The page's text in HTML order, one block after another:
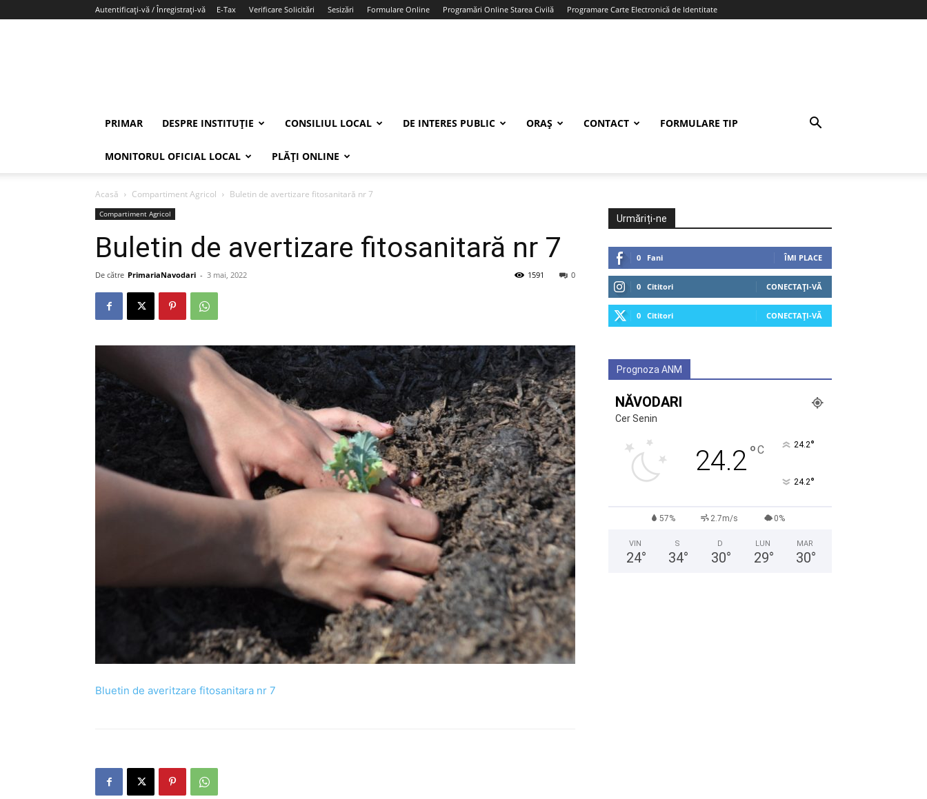
Autentificați-vă / Înregistrați-vă E-Tax Verificare Solicitări Sesizări Formulare Online Programări Online Starea Civilă Programare Carte Electronică de Identitate
PRIMAR DESPRE INSTITUȚIE CONSILIUL LOCAL DE INTERES PUBLIC ORAȘ CONTACT FORMULARE TIP
MONITORUL OFICIAL LOCAL PLĂȚI ONLINE
Acasă Compartiment Agricol Buletin de avertizare fitosanitară nr 7
Compartiment Agricol
Buletin de avertizare fitosanitară nr 7
De către PrimariaNavodari - 3 mai, 2022 0
1591
Bluetin de averitzare fitosanitara nr 7
Urmăriți-ne
0 Fani ÎMI PLACE
0 Cititori CONECTAȚI-VĂ
0 Cititori CONECTAȚI-VĂ
Prognoza ANM
NĂVODARI
Cer Senin
24.2°C 24.2°
24.2°
57% 2.7m/s 0%
VIN
24°
S
34°
D
30°
LUN
29°
MAR
30°